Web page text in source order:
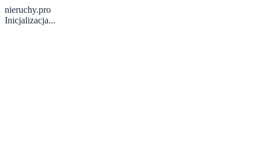
nieruchy.pro
Inicjalizacja...